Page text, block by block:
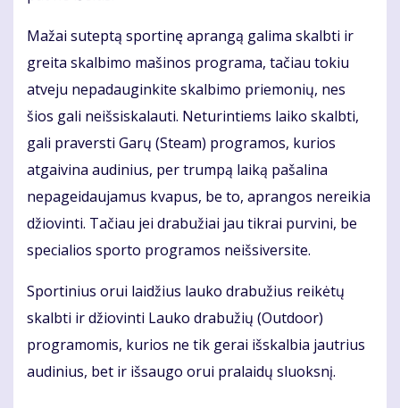
Mažai suteptą sportinę aprangą galima skalbti ir
greita skalbimo mašinos programa, tačiau tokiu
atveju nepadauginkite skalbimo priemonių, nes
šios gali neišsiskalauti. Neturintiems laiko skalbti,
gali praversti Garų (Steam) programos, kurios
atgaivina audinius, per trumpą laiką pašalina
nepageidaujamus kvapus, be to, aprangos nereikia
džiovinti. Tačiau jei drabužiai jau tikrai purvini, be
specialios sporto programos neišsiversite.
Sportinius orui laidžius lauko drabužius reikėtų
skalbti ir džiovinti Lauko drabužių (Outdoor)
programomis, kurios ne tik gerai išskalbia jautrius
audinius, bet ir išsaugo orui pralaidų sluoksnį.